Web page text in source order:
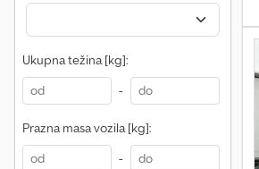
Ukupna težina [kg]:
-
Prazna masa vozila [kg]:
-